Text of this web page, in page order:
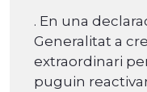
. En una
Generalitat a
extraordinari
puguin